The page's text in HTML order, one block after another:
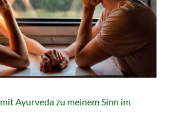
Ayurveda zu meinem Sinn im